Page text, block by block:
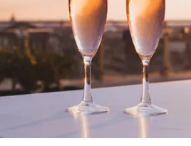
EVENTI